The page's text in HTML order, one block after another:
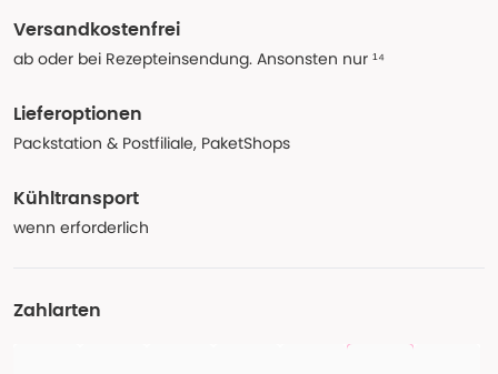
Versandkostenfrei
ab oder bei Rezepteinsendung. Ansonsten nur ¹⁴
Lieferoptionen
Packstation & Postfiliale, PaketShops
Kühltransport
wenn erforderlich
Zahlarten